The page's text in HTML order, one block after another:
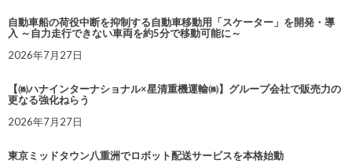
自動車船の荷役中断を抑制する自動車移動用「スケーター」を開発・導
入 ～自力走行できない車両を約5分で移動可能に～
2026年7月27日
【㈱ハナインターナショナル×星清重機運輸㈱】グループ会社で販売力の
更なる強化ねらう
2026年7月27日
東京ミッドタウン八重洲でロボット配送サービスを本格始動